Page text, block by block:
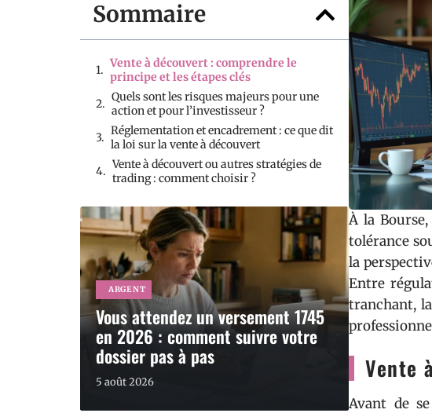
Sommaire
Vente à découvert : comprendre le
principe et les étapes clés
Quels sont les risques majeurs pour une
action et pour l’investisseur ?
Réglementation et encadrement : ce que dit
la loi sur la vente à découvert
Vente à découvert ou autres stratégies de
trading : comment choisir ?
ARGENT
Vous attendez un versement 1745
en 2026 : comment suivre votre
dossier pas à pas
5 août 2026
À la
tolérance
la
Entre
tranchant,
Vente
Avant de